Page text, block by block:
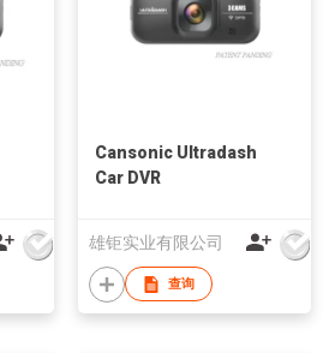
Cansonic Ultradash
Car DVR
雄钜实业有限公司
查询